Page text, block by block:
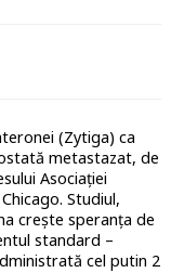
(Zytiga) ca
metastazat, de
Asociației
Studiul,
crește speranța de
standard –
cel putin 2